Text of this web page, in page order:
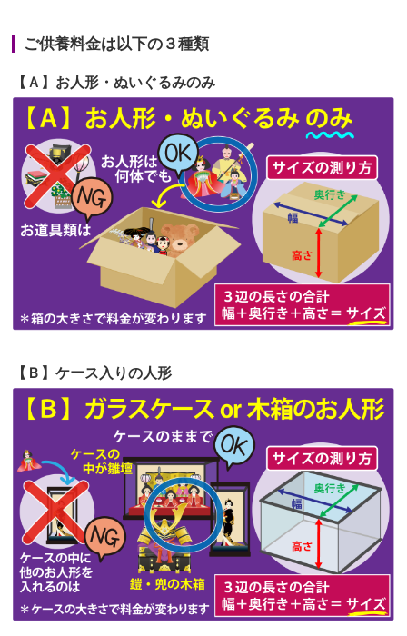
が伸びた時...
2026/06/22
娘の初めてのひな祭りにあわせて、娘
の祖父母か...
2026/06/20
雛人形をお道具も含め一式で引き取っ
てくださる...
第65回人形供養祭令和5年11月09日(木)
第64回人形供養祭令和5年9月21日(木)
第63回人形供養祭 令和5年8月1日(火)
第62回人形供養祭令和5年6月21日(水)
第61回人形供養祭 令和5年5月19日(金)
第60回人形供養祭令和5年3月28日(火)
第59回人形供養祭 令和5年2月10日(金)
第58回人形供養祭令和5年12月21日(水)
第56回人形供養祭 令和4年10月19日(水)
第55回人形供養祭令和4年9月8日(木)
第54回人形供養祭令和4年8月1日(月)
第53回人形供養祭令和4年7月1日(金)
第52回人形供養祭令和4年5月17日(火)
第51回人形供養祭令和4年4月18日(月)
第50回人形供養祭令和4年3月15日(火)
ご供養料金は以下の３種類
【Ａ】お人形・ぬいぐるみのみ
【Ｂ】ケース入りの人形